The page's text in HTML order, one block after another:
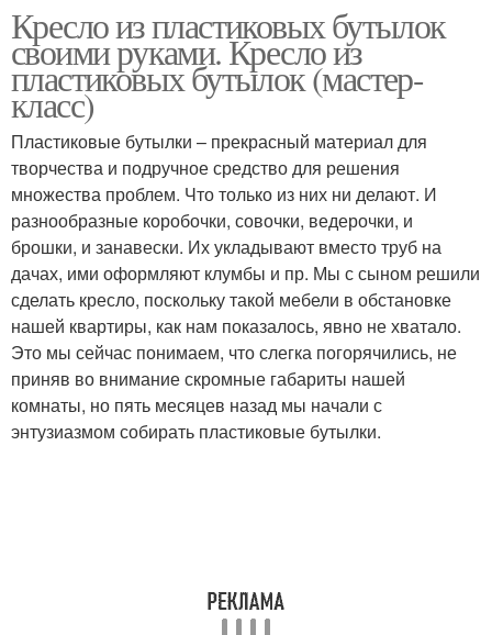
Мебели из пластиковых
бутылок
Мебель из пластиковых
бутылок
Полки из бутылок
Диван из пластиковых
бутылок
Табурет из
пластиковых бутылок
Пуфик из старой
табуретки
Стул из пластиковых
бутылок
Этажерка из
пластиковых бутылок
Кресло из пластиковых бутылок
своими руками. Кресло из
пластиковых бутылок (мастер-
класс)
Пластиковые бутылки – прекрасный материал для
творчества и подручное средство для решения
множества проблем. Что только из них ни делают. И
разнообразные коробочки, совочки, ведерочки, и
брошки, и занавески. Их укладывают вместо труб на
дачах, ими оформляют клумбы и пр. Мы с сыном решили
сделать кресло, поскольку такой мебели в обстановке
нашей квартиры, как нам показалось, явно не хватало.
Это мы сейчас понимаем, что слегка погорячились, не
приняв во внимание скромные габариты нашей
комнаты, но пять месяцев назад мы начали с
энтузиазмом собирать пластиковые бутылки.